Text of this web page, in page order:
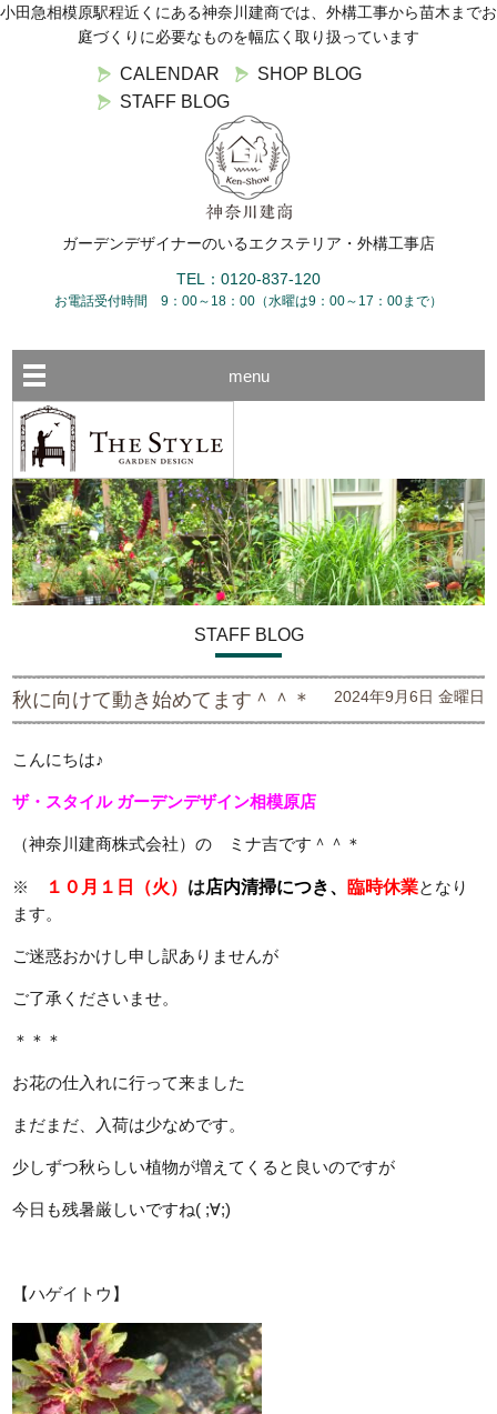
小田急相模原駅程近くにある神奈川建商では、外構工事から苗木までお
庭づくりに必要なものを幅広く取り扱っています
CALENDAR
SHOP BLOG
STAFF BLOG
ガーデンデザイナーのいるエクステリア・外構工事店
TEL：0120-837-120
お電話受付時間 9：00～18：00（水曜は9：00～17：00まで）
menu
STAFF BLOG
秋に向けて動き始めてます＾＾＊ 2024年9月6日 金曜日
こんにちは♪
ザ・スタイル ガーデンデザイン相模原店
（神奈川建商株式会社）の ミナ吉です＾＾＊
※ １０月１日（火） は店内清掃につき、 臨時休業となり
ます。
ご迷惑おかけし申し訳ありませんが
ご了承くださいませ。
＊＊＊
お花の仕入れに行って来ました
まだまだ、入荷は少なめです。
少しずつ秋らしい植物が増えてくると良いのですが
今日も残暑厳しいですね( ;∀;)
【ハゲイトウ】